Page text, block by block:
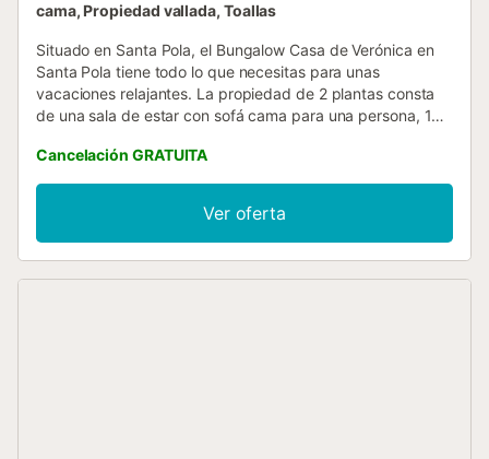
cama, Propiedad vallada, Toallas
Situado en Santa Pola, el Bungalow Casa de Verónica en
Santa Pola tiene todo lo que necesitas para unas
vacaciones relajantes. La propiedad de 2 plantas consta
de una sala de estar con sofá cama para una persona, 1
Los servicios adicionales incluyen Wi-Fi, televisión, aire
acondicionado y lavadora. También hay una cuna
disponible. Este alquiler de vacaciones cuenta con un
espacio privado al aire libre con jardín, terraza y balcón
para su disfrute. El bungalow está convenientemente
Cancelación GRATUITA
Ver oferta